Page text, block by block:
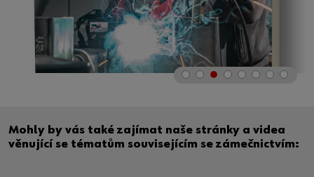
Mohly by vás také zajímat naše stránky a videa
věnující se tématům souvisejícím se zámečnictvím: